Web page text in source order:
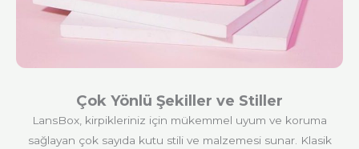
Çok Yönlü Şekiller ve Stiller
LansBox, kirpikleriniz için mükemmel uyum ve koruma
sağlayan çok sayıda kutu stili ve malzemesi sunar. Klasik